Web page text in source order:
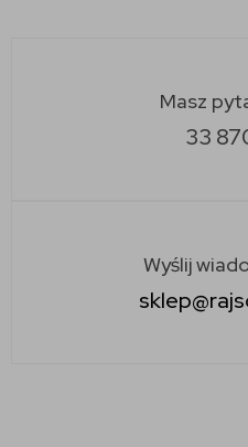
Masz
33
Wyślij